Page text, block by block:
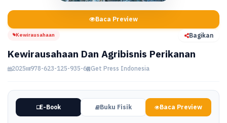
Baca Preview
Kewirausahaan Bagikan
Kewirausahaan Dan Agribisnis Perikanan
2025 978-623-125-935-6 Get Press Indonesia
E-Book Buku Fisik Baca Preview